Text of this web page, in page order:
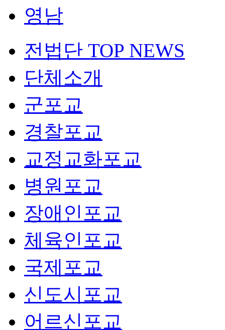
영남
전법단 TOP NEWS
단체소개
군포교
경찰포교
교정교화포교
병원포교
장애인포교
체육인포교
국제포교
신도시포교
어르신포교